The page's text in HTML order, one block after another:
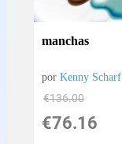
manchas
porKenny Scharf
€136.00
€76.16